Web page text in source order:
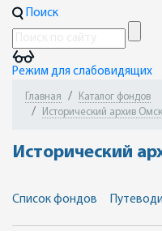
Поиск
Режим для слабовидящих
Главная
Каталог фондов
Исторический архив
Исторический
Список фондов